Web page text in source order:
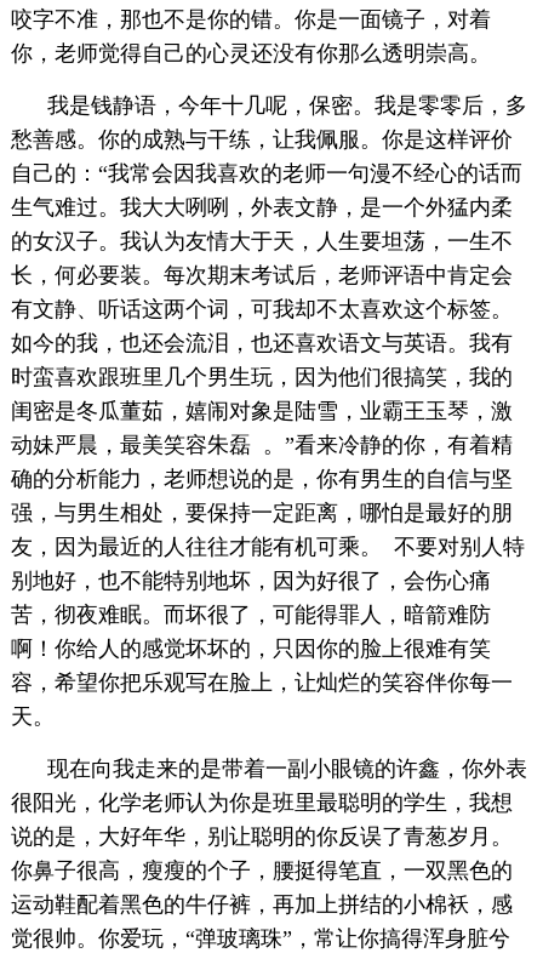
咬字不准，那也不是你的错。你是一面镜子，对着
你，老师觉得自己的心灵还没有你那么透明崇高。
我是钱静语，今年十几呢，保密。我是零零后，多
愁善感。你的成熟与干练，让我佩服。你是这样评价
自己的：“我常会因我喜欢的老师一句漫不经心的话而
生气难过。我大大咧咧，外表文静，是一个外猛内柔
的女汉子。我认为友情大于天，人生要坦荡，一生不
长，何必要装。每次期末考试后，老师评语中肯定会
有文静、听话这两个词，可我却不太喜欢这个标签。
如今的我，也还会流泪，也还喜欢语文与英语。我有
时蛮喜欢跟班里几个男生玩，因为他们很搞笑，我的
闺密是冬瓜董茹，嬉闹对象是陆雪，业霸王玉琴，激
动妹严晨，最美笑容朱磊 。”看来冷静的你，有着精
确的分析能力，老师想说的是，你有男生的自信与坚
强，与男生相处，要保持一定距离，哪怕是最好的朋
友，因为最近的人往往才能有机可乘。 不要对别人特
别地好，也不能特别地坏，因为好很了，会伤心痛
苦，彻夜难眠。而坏很了，可能得罪人，暗箭难防
啊！你给人的感觉坏坏的，只因你的脸上很难有笑
容，希望你把乐观写在脸上，让灿烂的笑容伴你每一
天。
现在向我走来的是带着一副小眼镜的许鑫，你外表
很阳光，化学老师认为你是班里最聪明的学生，我想
说的是，大好年华，别让聪明的你反误了青葱岁月。
你鼻子很高，瘦瘦的个子，腰挺得笔直，一双黑色的
运动鞋配着黑色的牛仔裤，再加上拼结的小棉袄，感
觉很帅。你爱玩，“弹玻璃珠”，常让你搞得浑身脏兮